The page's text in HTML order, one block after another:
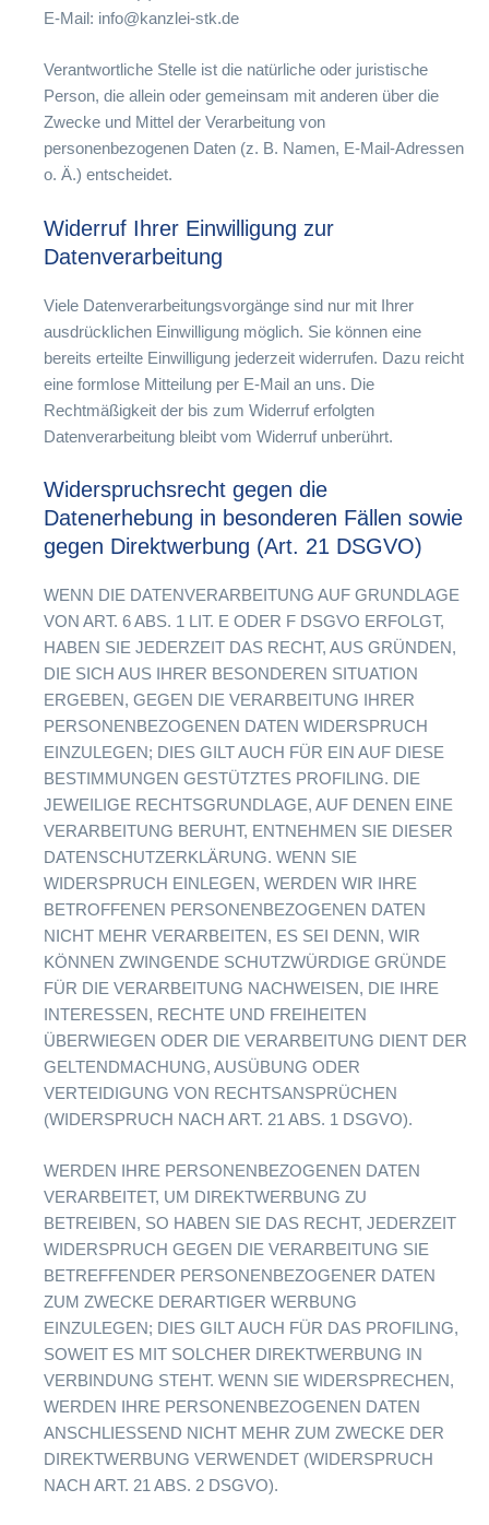
E-Mail: info@kanzlei-stk.de
Verantwortliche Stelle ist die natürliche oder juristische
Person, die allein oder gemeinsam mit anderen über die
Zwecke und Mittel der Verarbeitung von
personenbezogenen Daten (z. B. Namen, E-Mail-Adressen
o. Ä.) entscheidet.
Widerruf Ihrer Einwilligung zur
Datenverarbeitung
Viele Datenverarbeitungsvorgänge sind nur mit Ihrer
ausdrücklichen Einwilligung möglich. Sie können eine
bereits erteilte Einwilligung jederzeit widerrufen. Dazu reicht
eine formlose Mitteilung per E-Mail an uns. Die
Rechtmäßigkeit der bis zum Widerruf erfolgten
Datenverarbeitung bleibt vom Widerruf unberührt.
Widerspruchsrecht gegen die
Datenerhebung in besonderen Fällen sowie
gegen Direktwerbung (Art. 21 DSGVO)
WENN DIE DATENVERARBEITUNG AUF GRUNDLAGE
VON ART. 6 ABS. 1 LIT. E ODER F DSGVO ERFOLGT,
HABEN SIE JEDERZEIT DAS RECHT, AUS GRÜNDEN,
DIE SICH AUS IHRER BESONDEREN SITUATION
ERGEBEN, GEGEN DIE VERARBEITUNG IHRER
PERSONENBEZOGENEN DATEN WIDERSPRUCH
EINZULEGEN; DIES GILT AUCH FÜR EIN AUF DIESE
BESTIMMUNGEN GESTÜTZTES PROFILING. DIE
JEWEILIGE RECHTSGRUNDLAGE, AUF DENEN EINE
VERARBEITUNG BERUHT, ENTNEHMEN SIE DIESER
DATENSCHUTZERKLÄRUNG. WENN SIE
WIDERSPRUCH EINLEGEN, WERDEN WIR IHRE
BETROFFENEN PERSONENBEZOGENEN DATEN
NICHT MEHR VERARBEITEN, ES SEI DENN, WIR
KÖNNEN ZWINGENDE SCHUTZWÜRDIGE GRÜNDE
FÜR DIE VERARBEITUNG NACHWEISEN, DIE IHRE
INTERESSEN, RECHTE UND FREIHEITEN
ÜBERWIEGEN ODER DIE VERARBEITUNG DIENT DER
GELTENDMACHUNG, AUSÜBUNG ODER
VERTEIDIGUNG VON RECHTSANSPRÜCHEN
(WIDERSPRUCH NACH ART. 21 ABS. 1 DSGVO).
WERDEN IHRE PERSONENBEZOGENEN DATEN
VERARBEITET, UM DIREKTWERBUNG ZU
BETREIBEN, SO HABEN SIE DAS RECHT, JEDERZEIT
WIDERSPRUCH GEGEN DIE VERARBEITUNG SIE
BETREFFENDER PERSONENBEZOGENER DATEN
ZUM ZWECKE DERARTIGER WERBUNG
EINZULEGEN; DIES GILT AUCH FÜR DAS PROFILING,
SOWEIT ES MIT SOLCHER DIREKTWERBUNG IN
VERBINDUNG STEHT. WENN SIE WIDERSPRECHEN,
WERDEN IHRE PERSONENBEZOGENEN DATEN
ANSCHLIESSEND NICHT MEHR ZUM ZWECKE DER
DIREKTWERBUNG VERWENDET (WIDERSPRUCH
NACH ART. 21 ABS. 2 DSGVO).